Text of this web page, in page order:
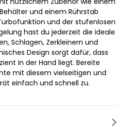
und einem Rührstab
und der stufenlosen
hast du jederzeit die ideale
Schlagen, Zerkleinern und
Design sorgt dafür, dass
in der Hand liegt. Bereite
mit diesem vielseitigen und
einfach und schnell zu.